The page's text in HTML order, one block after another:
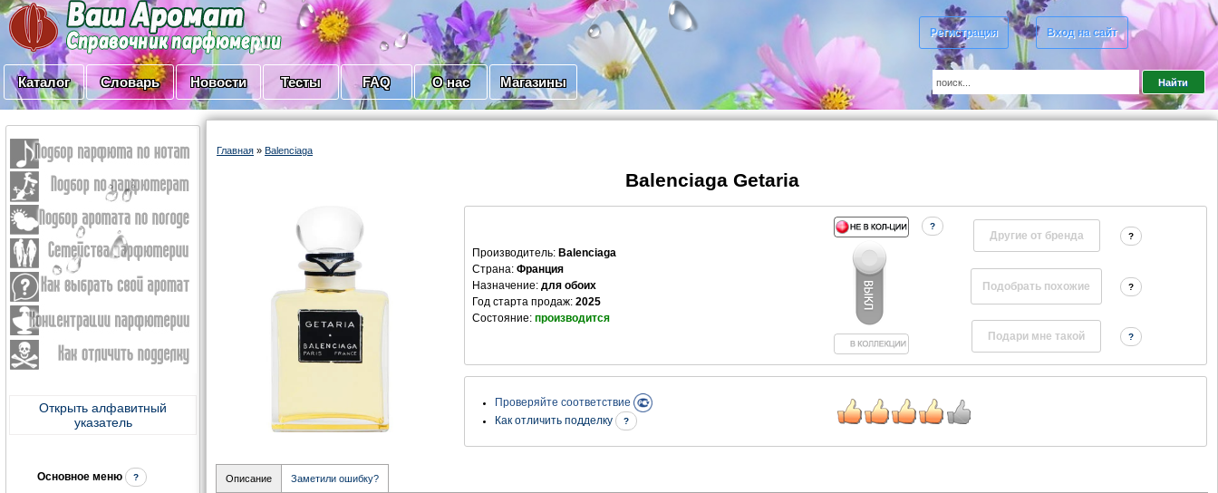
Регистрация Вход на сайт
Каталог Словарь Новости Тесты FAQ О нас Магазины
Открыть алфавитный
указатель
Основное меню ?
Главная » Balenciaga
Balenciaga Getaria
Производитель: Balenciaga
Страна: Франция
Назначение: для обоих
Год старта продаж: 2025
Состояние: производится
?
Другие от бренда ?
?
?
Проверяйте соответствие
Как отличить подделку
?
Описание Заметили ошибку?